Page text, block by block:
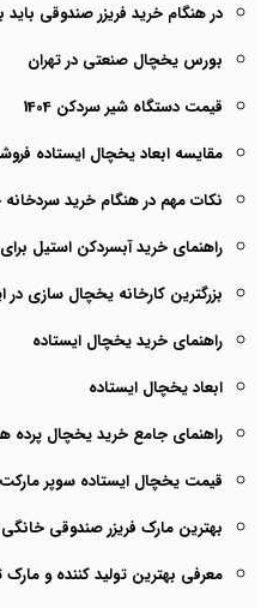
در هنگام خرید فریزر صندوقی
بورس یخچال صنعتی در تهران
قیمت دستگاه شیر سردکن 1404
مقایسه ابعاد یخچال ایستاده
نکات مهم در هنگام خرید
راهنمای خرید آبسردکن استیل
بزرگترین کارخانه یخچال سازی در
راهنمای خرید یخچال ایستاده
ابعاد یخچال ایستاده
راهنمای جامع خرید یخچال پرده
قیمت یخچال ایستاده سوپر مارکت
بهترین مارک فریزر صندوقی
معرفی بهترین تولید کننده و